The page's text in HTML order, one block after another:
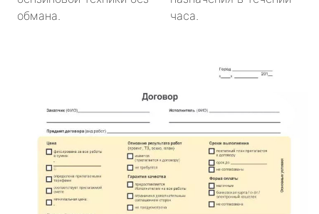
обмана.
часа.